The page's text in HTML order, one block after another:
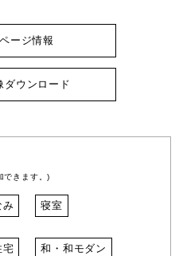
ージ情報
ダウンロード
できます。)
み 寝室
宅 和・和モダン